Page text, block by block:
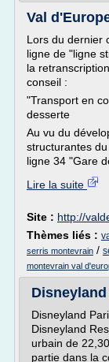
Val
Lors du dernier
ligne de "ligne
la
conseil :
"Transport en
desserte
Au vu du
structurantes
ligne 34 "Gare
Lire la suite
Site : http://
Thèmes liés :
serris montevrain /
montevrain val
Disneyland
Disneyland
urbain de
partie dans la